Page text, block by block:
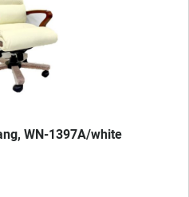
WN-1397A/white